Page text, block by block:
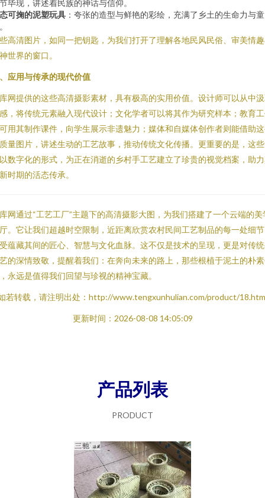
毕现，讲述着民族的神话与信仰。
可掬的泥塑玩具 ：夸张的造型与鲜艳的彩绘，充满了乡土的生命力与童
高清图片，如同一把钥匙，为我们打开了理解各地民风民俗、审美情
世界的窗口。
应用与传承的现代价值
网提供的这些高清摄影素材，具有极高的实用价值。设计师可以从中
，将传统元素融入现代设计；文化学者可以将其作为研究样本；教育
用其制作课件，向学生展示非遗魅力；媒体和自媒体创作者则能借助
量图片，讲述生动的工艺故事，推动传统文化传播。更重要的是，这
数字化的形式，为正在消逝的乡村手工艺建立了珍贵的视觉档案，助
时期的活态传承。
网通过“工艺工厂”主题下的高清摄影大图，为我们搭建了一个云端的美
。它让我们超越时空限制，近距离欣赏农村民间工艺制品的每一处细
蕴藏其间的匠心、智慧与文化血脉。这不仅是技术的呈现，更是对传
的深情致敬，提醒着我们：在奔向未来的路上，那些根植于泥土的朴
永远是值得我们回望与珍视的精神宝藏。
若转载，请注明出处：http://www.tengxunhulian.com/product/
更新时间：2026-08-08 14:05:09
产品列表
PRODUCT